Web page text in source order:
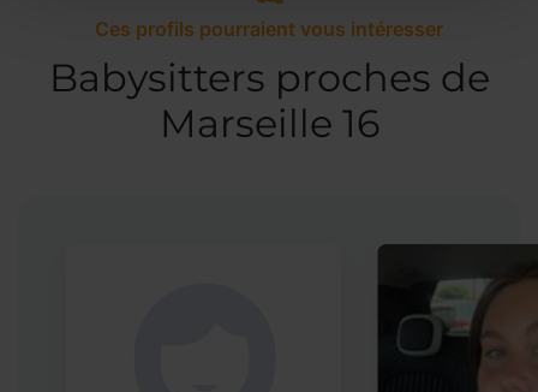
Ces profils pourraient vous intéresser
Babysitters proches de
Marseille 16